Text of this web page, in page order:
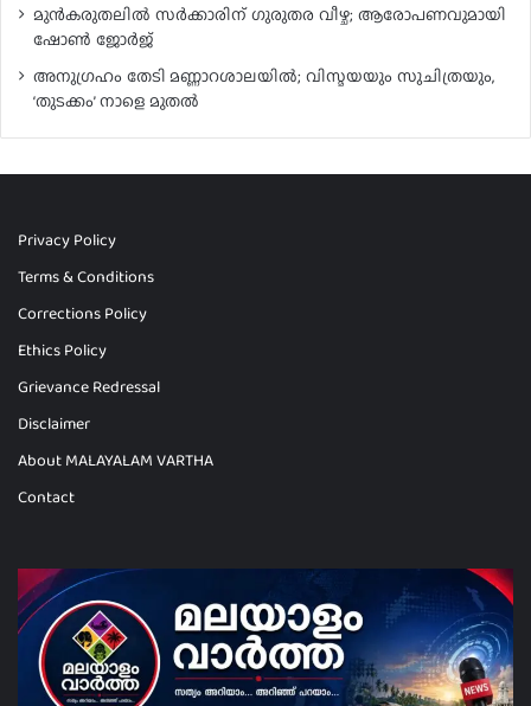
മുൻകരുതലിൽ സർക്കാരിന് ഗുരുതര വീഴ്ച; ആരോപണവുമായി
ഷോൺ ജോർജ്
അനുഗ്രഹം തേടി മണ്ണാറശാലയിൽ; വിസ്മയയും സുചിത്രയും,
‘തുടക്കം’ നാളെ മുതൽ
Privacy Policy
Terms & Conditions
Corrections Policy
Ethics Policy
Grievance Redressal
Disclaimer
About MALAYALAM VARTHA
Contact